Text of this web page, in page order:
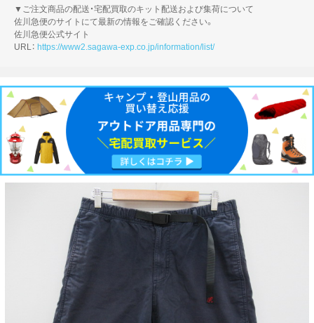
▼ご注文商品の配送・宅配買取のキット配送および集荷について
佐川急便のサイトにて最新の情報をご確認ください。
佐川急便公式サイト
URL： https://www2.sagawa-exp.co.jp/information/list/